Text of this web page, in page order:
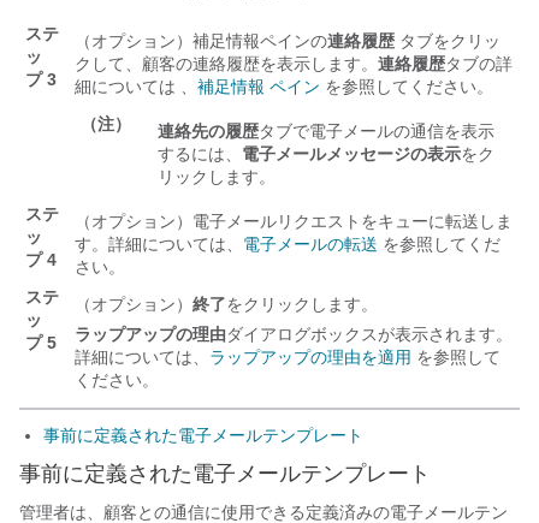
ステ
ッ
プ 3
（オプション） 補足情報ペインの連絡履歴 タブをクリッ
クして、顧客の連絡履歴を表示します。 連絡履歴タブの詳
細については 、 補足情報 ペイン を参照してください。
（注）
連絡先の履歴タブで電子メールの通信を表示
するには、 電子メールメッセージの表示をク
リックします。
ステ
ッ
プ 4
（オプション）電子メールリクエストをキューに転送しま
す。詳細については、 電子メールの転送 を参照してくだ
さい。
ステ
ッ
プ 5
（オプション） 終了をクリックします。
ラップアップの理由ダイアログボックスが表示されます。
詳細については、 ラップアップの理由を適用 を参照して
ください。
事前に定義された電子メールテンプレート
事前に定義された電子メールテンプレート
管理者は、顧客との通信に使用できる定義済みの電子メールテン